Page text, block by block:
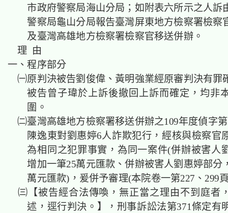
市政府警察局海山分局；如附表六所示之人訴
警察局龜山分局報告臺灣屏東地方檢察署檢察
及臺灣高雄地方檢察署檢察官移送併辦。
理 由
一、程序部分
㈠原判決被告劉俊偉、黃明強業經原審判決有罪
被告曾子瑋於上訴後撤回上訴而確定，均非
圍。
㈡臺灣高雄地方檢察署移送併辦之109年度偵字第
陳逸東對劉惠婷6人詐欺犯行，經核與檢察官
為相同之犯罪事實，為同一案件(併辦被害人
增加一筆25萬元匯款、併辦被害人劉惠婷部分
萬元匯款)，爰併予審理(本院卷一第227、299
㈢【被告經合法傳喚，無正當之理由不到庭者
述，逕行判決。】，刑事訴訟法第371條定有